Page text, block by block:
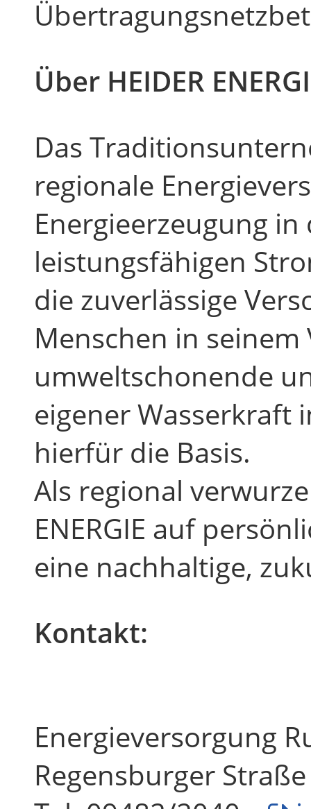
Über HEIDER
Das
regionale
Energieerzeugung
leistungsfähigen
die zuverlässige
Menschen in
umweltschonende
eigener
hierfür die Basis.
Als regional
ENERGIE auf
eine nachhaltige,
Kontakt:
Energieversorgung
Regensburger